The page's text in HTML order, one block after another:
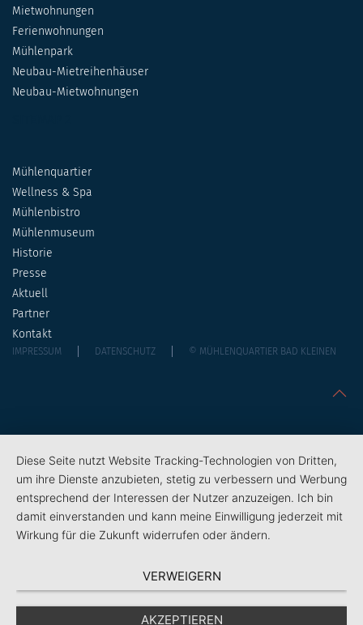
Mietwohnungen
Ferienwohnungen
Mühlenpark
Neubau-Mietreihenhäuser
Neubau-Mietwohnungen
Mühlenquartier
Wellness & Spa
Mühlenbistro
Mühlenmuseum
Historie
Presse
Aktuell
Partner
Kontakt
IMPRESSUM DATENSCHUTZ © MÜHLENQUARTIER BAD KLEINEN
Diese Seite nutzt Website Tracking-Technologien von Dritten,
um ihre Dienste anzubieten, stetig zu verbessern und Werbung
entsprechend der Interessen der Nutzer anzuzeigen. Ich bin
damit einverstanden und kann meine Einwilligung jederzeit mit
Wirkung für die Zukunft widerrufen oder ändern.
VERWEIGERN
AKZEPTIEREN